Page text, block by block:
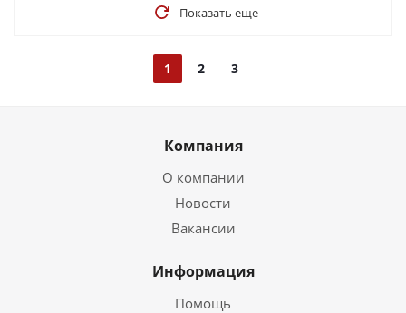
Показать еще
1 2 3
Компания
О компании
Новости
Вакансии
Информация
Помощь